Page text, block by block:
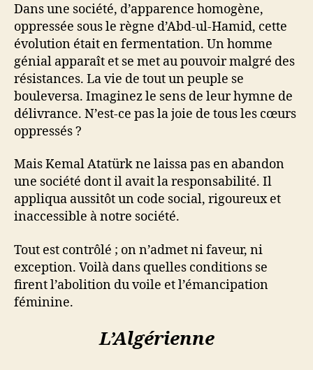
Dans une société, d’apparence homogène,
oppressée sous le règne d’Abd-ul-Hamid, cette
évolution était en fermentation. Un homme
génial apparaît et se met au pouvoir malgré des
résistances. La vie de tout un peuple se
bouleversa. Imaginez le sens de leur hymne de
délivrance. N’est-ce pas la joie de tous les cœurs
oppressés ?
Mais Kemal Atatürk ne laissa pas en abandon
une société dont il avait la responsabilité. Il
appliqua aussitôt un code social, rigoureux et
inaccessible à notre société.
Tout est contrôlé ; on n’admet ni faveur, ni
exception. Voilà dans quelles conditions se
firent l’abolition du voile et l’émancipation
féminine.
L’Algérienne